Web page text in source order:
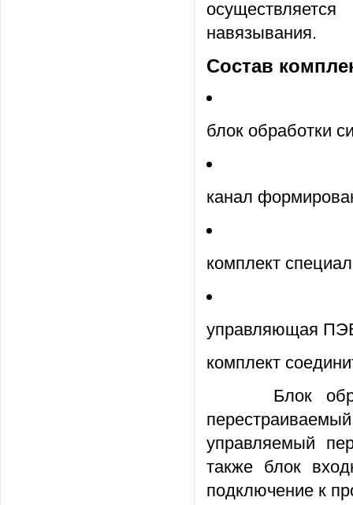
навязывания.
Состав
блок обработки
канал
комплект
управляющая
комплект
Блок
управляемый
также блок
подключение к